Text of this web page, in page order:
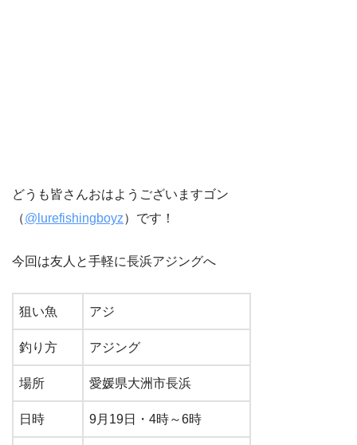
どうも皆さんおはようございますゴン
（@lurefishingboyz）です！
今回は友人と手軽に長浜アジングへ
狙い魚 アジ
釣り方 アジング
場所 愛媛県大洲市長浜
日時 9月19日・4時～6時